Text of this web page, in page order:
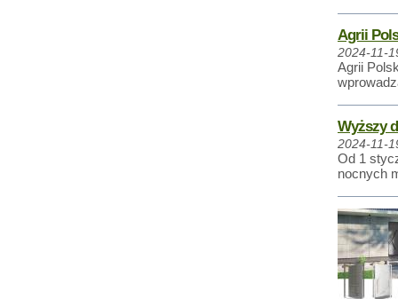
Agrii
2024-11-
Agrii
Wyższy
2024-11-
Od 1
nocnych